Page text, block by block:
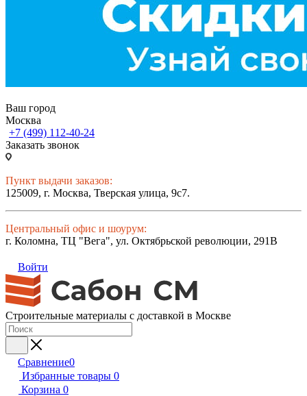
Ваш город
Москва
+7 (499) 112-40-24
Заказать звонок
Пункт выдачи заказов:
125009, г. Москва, Тверская улица, 9с7.
Центральный офис и шоурум:
г. Коломна, ТЦ "Вега", ул. Октябрьской революции, 291В
Войти
Строительные материалы с доставкой в Москве
Сравнение0
Избранные товары 0
Корзина 0